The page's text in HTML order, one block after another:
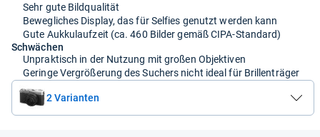
Sehr gute Bildqualität
Bewegliches Display, das für Selfies genutzt werden kann
Gute Aukkulaufzeit (ca. 460 Bilder gemäß CIPA-Standard)
Schwächen
Unpraktisch in der Nutzung mit großen Objektiven
Geringe Vergrößerung des Suchers nicht ideal für Brillenträger
2 Varianten